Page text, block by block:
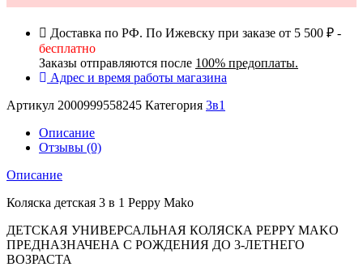
Доставка по РФ. По Ижевску при заказе от 5 500 ₽ -
бесплатно
Заказы отправляются после 100% предоплаты.
Адрес и время работы магазина
Артикул 2000999558245 Категория 3в1
Описание
Отзывы (0)
Описание
Коляска детская 3 в 1 Peppy Mako
ДЕТСКАЯ УНИВЕРСАЛЬНАЯ КОЛЯСКА PEPPY MAKO
ПРЕДНАЗНАЧЕНА С РОЖДЕНИЯ ДО 3-ЛЕТНЕГО
ВОЗРАСТА